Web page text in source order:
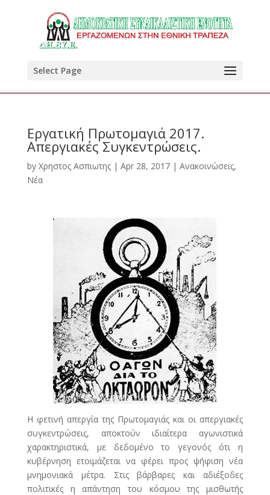
Select Page
Εργατική Πρωτομαγιά 2017.
Απεργιακές Συγκεντρώσεις.
by Χρηστος Ασπιωτης| Apr 28, 2017| Ανακοινώσεις,
Νέα
Η φετινή απεργία της Πρωτομαγιάς και οι απεργιακές
συγκεντρώσεις, αποκτούν ιδιαίτερα αγωνιστικά
χαρακτηριστικά, με δεδομένο το γεγονός ότι η
κυβέρνηση ετοιμάζεται να φέρει προς ψήφιση νέα
μνημονιακά μέτρα. Στις βάρβαρες και αδιέξοδες
πολιτικές η απάντηση του κόσμου της μισθωτής